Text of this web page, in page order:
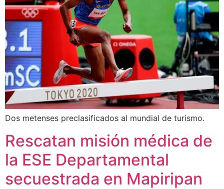
Dos metenses preclasificados al mundial de turismo.
Rescatan misión médica de
la ESE Departamental
secuestrada en Mapiripan